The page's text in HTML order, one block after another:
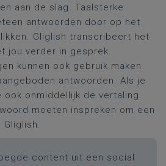
aan de slag. Taalsterke
antwoorden door op het
Gliglish transcribeert het
jou verder in gesprek.
kunnen ook gebruik maken
antwoorden. Als je
ook onmiddellijk de vertaling.
moeten inspreken om een
content uit een social